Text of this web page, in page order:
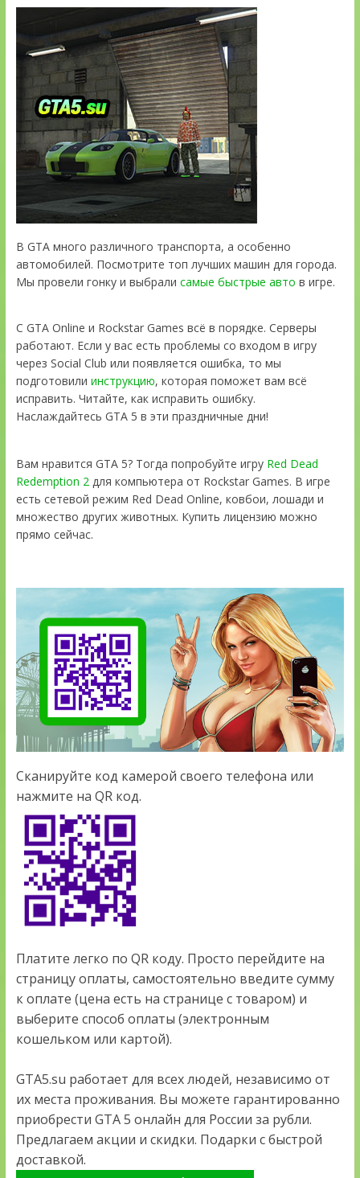
В GTA много различного транспорта, а особенно
автомобилей. Посмотрите топ лучших машин для города.
Мы провели гонку и выбрали самые быстрые авто в игре.
С GTA Online и Rockstar Games всё в порядке. Серверы
работают. Если у вас есть проблемы со входом в игру
через Social Club или появляется ошибка, то мы
подготовили инструкцию, которая поможет вам всё
исправить. Читайте, как исправить ошибку.
Наслаждайтесь GTA 5 в эти праздничные дни!
Вам нравится GTA 5? Тогда попробуйте игру Red Dead
Redemption 2 для компьютера от Rockstar Games. В игре
есть сетевой режим Red Dead Online, ковбои, лошади и
множество других животных. Купить лицензию можно
прямо сейчас.
Сканируйте код камерой своего телефона или
нажмите на QR код.
Платите легко по QR коду. Просто перейдите на
страницу оплаты, самостоятельно введите сумму
к оплате (цена есть на странице с товаром) и
выберите способ оплаты (электронным
кошельком или картой).
GTA5.su работает для всех людей, независимо от
их места проживания. Вы можете гарантированно
приобрести GTA 5 онлайн для России за рубли.
Предлагаем акции и скидки. Подарки с быстрой
доставкой.